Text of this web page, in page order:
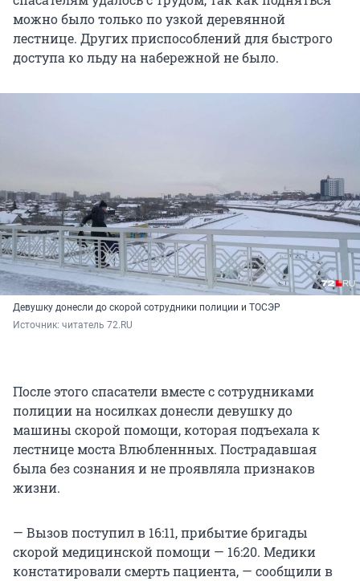
можно было только по узкой деревянной
лестнице. Других приспособлений для быстрого
доступа ко льду на набережной не было.
Девушку донесли до скорой сотрудники полиции и ТОСЭР
Источник: читатель 72.RU
После этого спасатели вместе с сотрудниками
полиции на носилках донесли девушку до
машины скорой помощи, которая подъехала к
лестнице моста Влюбленнных. Пострадавшая
была без сознания и не проявляла признаков
жизни.
— Вызов поступил в 16:11, прибытие бригады
скорой медицинской помощи — 16:20. Медики
констатировали смерть пациента, — сообщили в